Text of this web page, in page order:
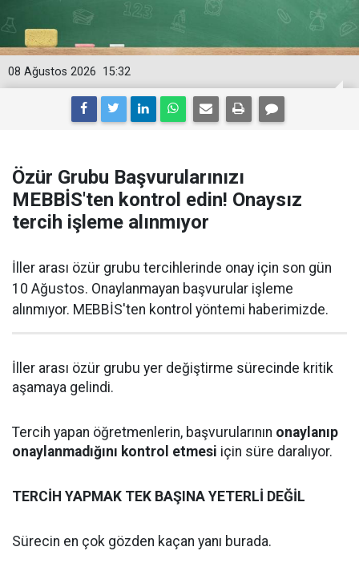
15:32
08 Ağustos 2026
Özür Grubu Başvurularınızı
MEBBİS'ten kontrol edin! Onaysız
tercih işleme alınmıyor
İller arası özür grubu tercihlerinde onay için son gün
10 Ağustos. Onaylanmayan başvurular işleme
alınmıyor. MEBBİS'ten kontrol yöntemi haberimizde.
İller arası özür grubu yer değiştirme sürecinde kritik
aşamaya gelindi.
Tercih yapan öğretmenlerin, başvurularının onaylanıp
onaylanmadığını kontrol etmesi için süre daralıyor.
TERCİH YAPMAK TEK BAŞINA YETERLİ DEĞİL
Sürecin en çok gözden kaçan yanı burada.